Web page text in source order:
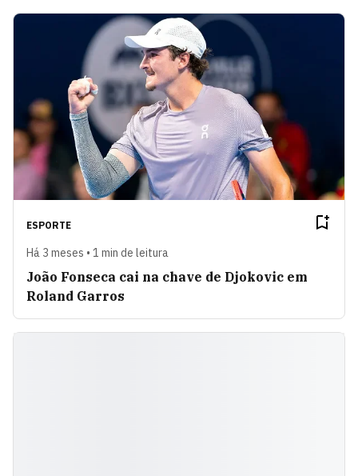
ESPORTE
Há 3 meses • 1 min de leitura
João Fonseca cai na chave de Djokovic em
Roland Garros